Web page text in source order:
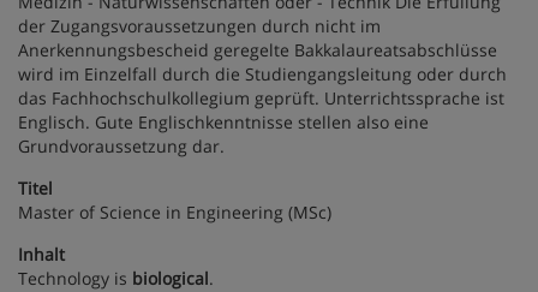
der Zugangsvoraussetzungen durch nicht im
Anerkennungsbescheid geregelte Bakkalaureatsabschlüsse
wird im Einzelfall durch die Studiengangsleitung oder durch
das Fachhochschulkollegium geprüft. Unterrichtssprache ist
Englisch. Gute Englischkenntnisse stellen also eine
Grundvoraussetzung dar.
Titel
Master of Science in Engineering (MSc)
Inhalt
Technology is biological.